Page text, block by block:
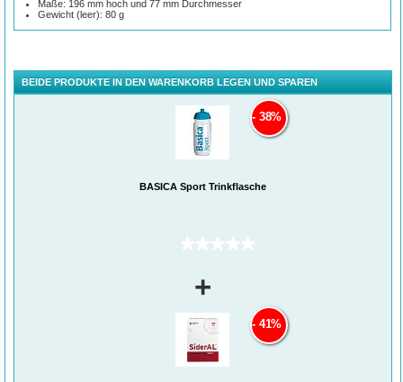
Maße: 196 mm hoch und 77 mm Durchmesser
Gewicht (leer): 80 g
BEIDE PRODUKTE IN DEN WARENKORB LEGEN UND SPAREN
BASICA Sport Trinkflasche
(0)
38%
+
41%